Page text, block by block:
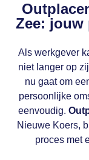
Zee: jouw
Als werkgever
niet langer op
nu gaat om
persoonlijke
eenvoudig.
Nieuwe Koers,
proces met